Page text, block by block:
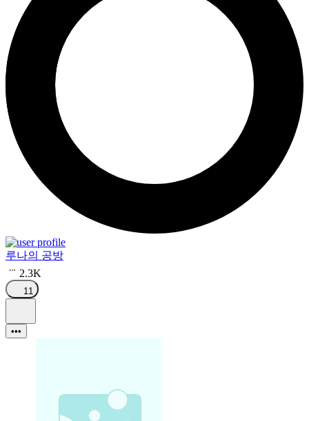
루나의 공방
2.3K
11
•••